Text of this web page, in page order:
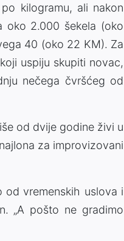
kilogramu, ali nakon
oko 2.000 šekela (oko
40 (oko 22 KM). Za
uspiju skupiti novac,
nečega čvršćeg od
od dvije godine živi u
za improvizovani
od vremenskih uslova i
„A pošto ne gradimo